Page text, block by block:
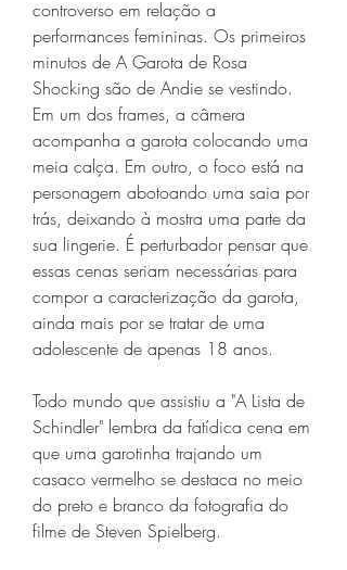
controverso em relação a
performances femininas. Os primeiros
minutos de A Garota de Rosa
Shocking são de Andie se vestindo.
Em um dos frames, a câmera
acompanha a garota colocando uma
meia calça. Em outro, o foco está na
personagem abotoando uma saia por
trás, deixando à mostra uma parte da
sua lingerie. É perturbador pensar que
essas cenas seriam necessárias para
compor a caracterização da garota,
ainda mais por se tratar de uma
adolescente de apenas 18 anos.
Todo mundo que assistiu a "A Lista de
Schindler" lembra da fatídica cena em
que uma garotinha trajando um
casaco vermelho se destaca no meio
do preto e branco da fotografia do
filme de Steven Spielberg.